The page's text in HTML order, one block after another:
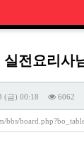
전요리사
(금) 00:18 6062
bbs/